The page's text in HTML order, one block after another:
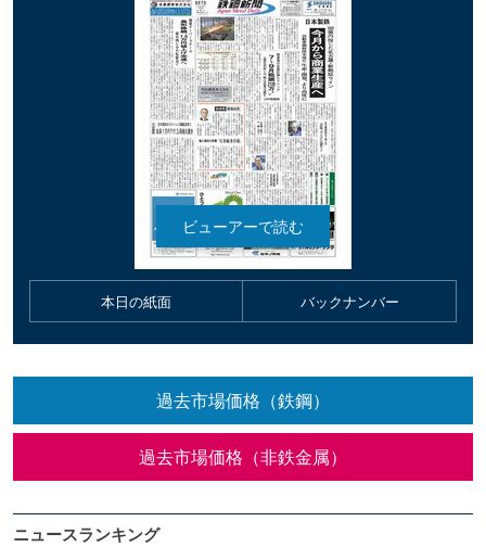
本日の紙面 バックナンバー
過去市場価格（鉄鋼）
過去市場価格（非鉄金属）
ニュースランキング